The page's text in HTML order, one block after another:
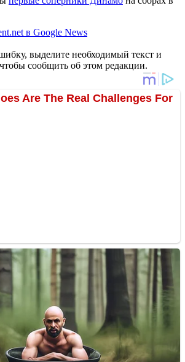
в Google News
выделите необходимый текст и
сообщить об этом редакции.